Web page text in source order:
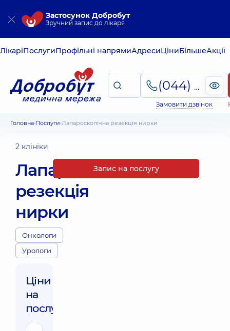
Застосунок Добробут
Зручний запис до лікаря
ЛікаріПослугиПрофільні напрямиАдресиЦіниБільшеАкції
(044) 495-2-888
Замовити дзвінок
Головна Послуги Лапароскопічна резекція нирки
2 клініки
Лапароскопічна
резекція
нирки
Онкологи
Урологи
Ціни
на
послуги:
Запис на послугу